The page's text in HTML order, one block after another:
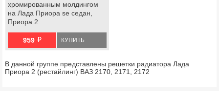
хромированным молдингом
на Лада Приора se седан,
Приора 2
959 й КУПИТЬ
В данной группе представлены решетки радиатора Лада
Приора 2 (рестайлинг) ВАЗ 2170, 2171, 2172